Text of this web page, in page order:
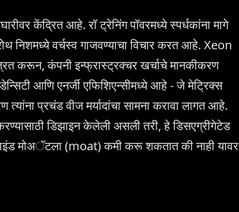
केंद्रित आहे. रॉ ट्रेनिंग पॉवरमध्ये स्पर्धकांना मागे
निशमध्ये वर्चस्व गाजवण्याचा विचार करत आहे. Xeon
करून, कंपनी इन्फ्रास्ट्रक्चर खर्चाचे मानकीकरण
आणि एनर्जी एफिशिएन्सीमध्ये आहे - जे मेट्रिक्स
प्रचंड वीज मर्यादांचा सामना करावा लागत आहे.
डिझाइन केलेली असली तरी, हे डिसएग्रीगेटेड
मोअॅटला (moat) कमी करू शकतात की नाही यावर